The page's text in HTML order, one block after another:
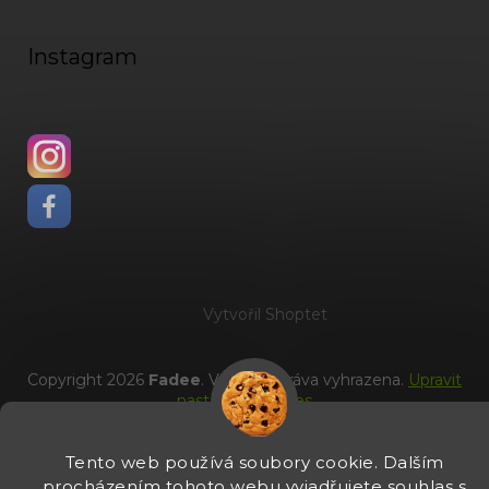
Tento web používá soubory cookie. Dalším
Instagram
Vytvořil Shoptet
Copyright 2026 Fadee. Všechna práva vyhrazena. Upravit
nastavení cookies